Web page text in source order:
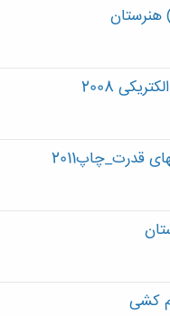
2008
قدرت_چاپ2011
کشی